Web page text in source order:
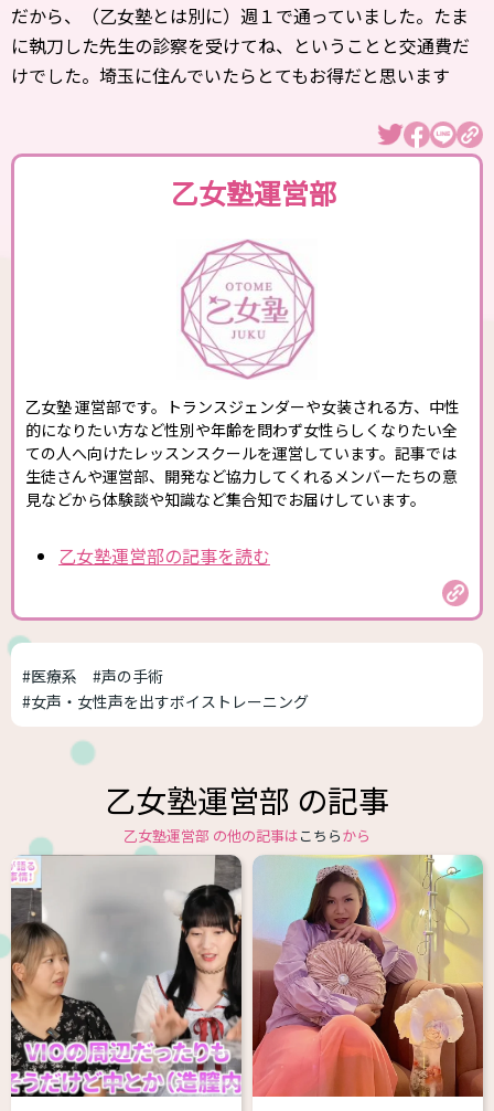
だから、（乙女塾とは別に）週１で通っていました。たま
に執刀した先生の診察を受けてね、ということと交通費だ
けでした。埼玉に住んでいたらとてもお得だと思います
乙女塾運営部
乙女塾 運営部です。トランスジェンダーや女装される方、中性
的になりたい方など性別や年齢を問わず女性らしくなりたい全
ての人へ向けたレッスンスクールを運営しています。記事では
生徒さんや運営部、開発など協力してくれるメンバーたちの意
見などから体験談や知識など集合知でお届けしています。
乙女塾運営部の記事を読む
#医療系
#声の手術
#女声・女性声を出すボイストレーニング
乙女塾運営部 の記事
乙女塾運営部 の他の記事はこちらから